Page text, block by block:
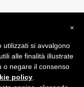
srl
and Conditions
×
utilizzati si avvalgono
alle finalità illustrate
o negare il consenso
policy